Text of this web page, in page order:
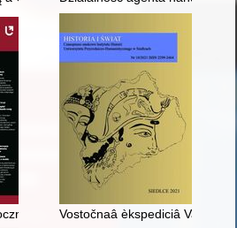
Instytutu Historii Sztuki
Vostočnaâ èkspediciâ Vaclava